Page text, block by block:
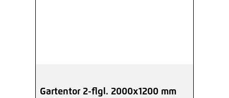
Gartentor 2-flgl. 2000x1200 mm